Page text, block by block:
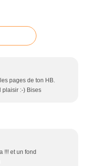
pages de ton HB.
plaisir :-) Bises
!!! et un fond